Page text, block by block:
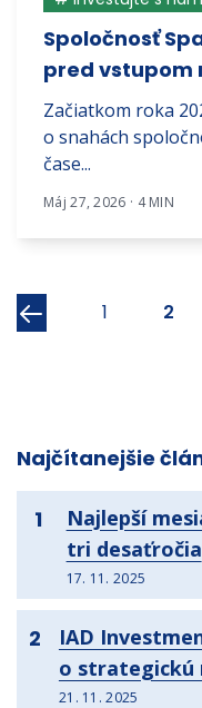
Spoločnosť
pred vstupom
Začiatkom roka
o snahách
čase...
Máj 27, 2026 · 4 MIN
Predchádzajúci
1 2
Najčítanejšie
1
Najlepší
tri desaťročia
17. 11. 2025
2
IAD
o strategickú
21. 11. 2025